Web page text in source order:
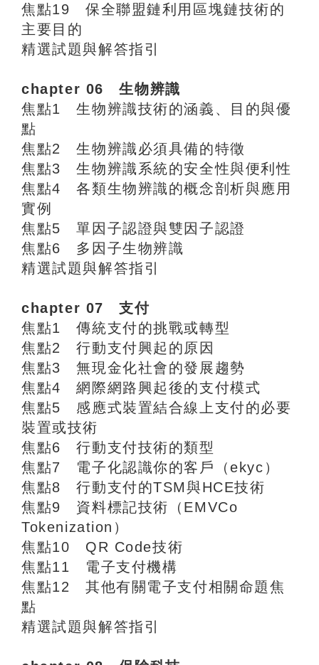
焦點19 保全聯盟鏈利用區塊鏈技術的
主要目的
精選試題與解答指引
chapter 06 生物辨識
焦點1 生物辨識技術的涵義、目的與優
點
焦點2 生物辨識必須具備的特徵
焦點3 生物辨識系統的安全性與便利性
焦點4 各類生物辨識的概念剖析與應用
實例
焦點5 單因子認證與雙因子認證
焦點6 多因子生物辨識
精選試題與解答指引
chapter 07 支付
焦點1 傳統支付的挑戰或轉型
焦點2 行動支付興起的原因
焦點3 無現金化社會的發展趨勢
焦點4 網際網路興起後的支付模式
焦點5 感應式裝置結合線上支付的必要
裝置或技術
焦點6 行動支付技術的類型
焦點7 電子化認識你的客戶（ekyc）
焦點8 行動支付的TSM與HCE技術
焦點9 資料標記技術（EMVCo
Tokenization）
焦點10 QR Code技術
焦點11 電子支付機構
焦點12 其他有關電子支付相關命題焦
點
精選試題與解答指引